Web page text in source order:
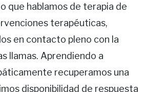
que hablamos de terapia de
terapéuticas,
en contacto pleno con la
llamas. Aprendiendo a
recuperamos una
disponibilidad de respuesta